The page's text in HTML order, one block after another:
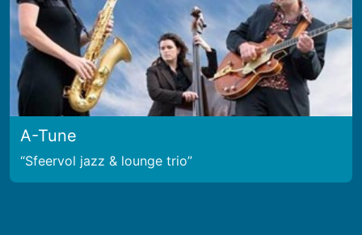
A-Tune
Sfeervol jazz & lounge trio